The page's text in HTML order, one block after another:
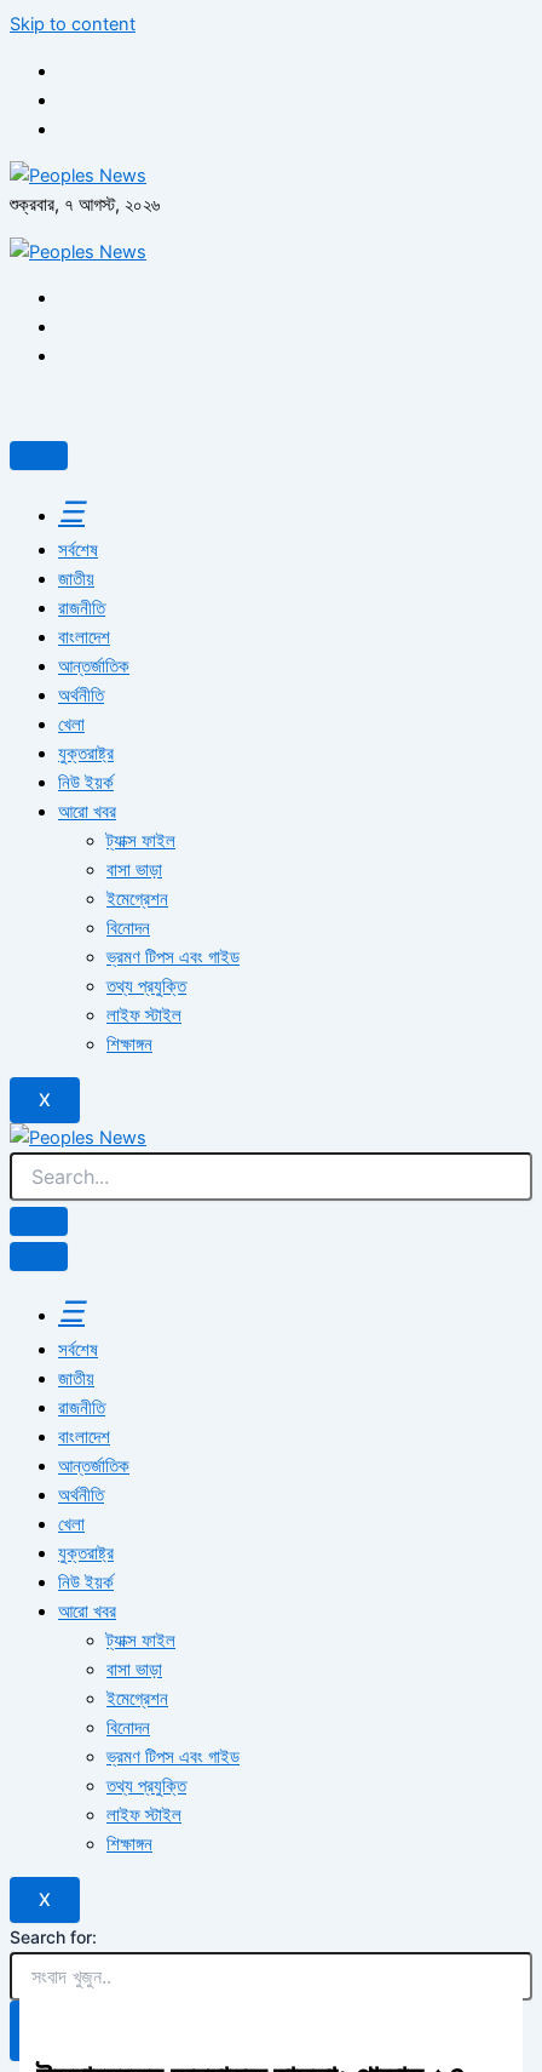
Skip to content
শুক্রবার, ৭ আগস্ট, ২০২৬
☰
সর্বশেষ
জাতীয়
রাজনীতি
বাংলাদেশ
আন্তর্জাতিক
অর্থনীতি
খেলা
যুক্তরাষ্ট্র
নিউ ইয়র্ক
আরো খবর
ট্যাক্স ফাইল
বাসা ভাড়া
ইমেগ্রেশন
বিনোদন
ভ্রমণ টিপস এবং গাইড
তথ্য প্রযুক্তি
লাইফ স্টাইল
শিক্ষাঙ্গন
X
☰
সর্বশেষ
জাতীয়
রাজনীতি
বাংলাদেশ
আন্তর্জাতিক
অর্থনীতি
খেলা
যুক্তরাষ্ট্র
নিউ ইয়র্ক
আরো খবর
ট্যাক্স ফাইল
বাসা ভাড়া
ইমেগ্রেশন
বিনোদন
ভ্রমণ টিপস এবং গাইড
তথ্য প্রযুক্তি
লাইফ স্টাইল
শিক্ষাঙ্গন
X
Search for: